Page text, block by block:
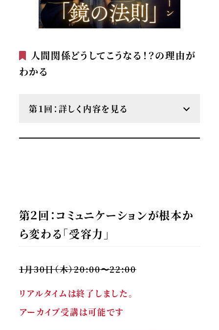
人間関係どうしてこうなる！？の理由が
わかる
第１回：詳しく内容を見る
第２回：コミュニケーションが根本か
ら変わる「受容力」
1月30日（木）20:00〜22:00
リアルタイムは終了しました。
アーカイブ受講は可能です